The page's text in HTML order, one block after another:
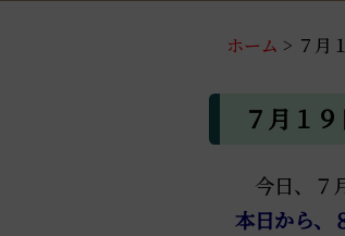
ホーム > ７
７月１
今日、７
本日から